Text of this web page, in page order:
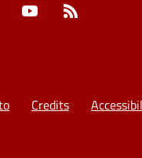
Facebook YouTube
Credits